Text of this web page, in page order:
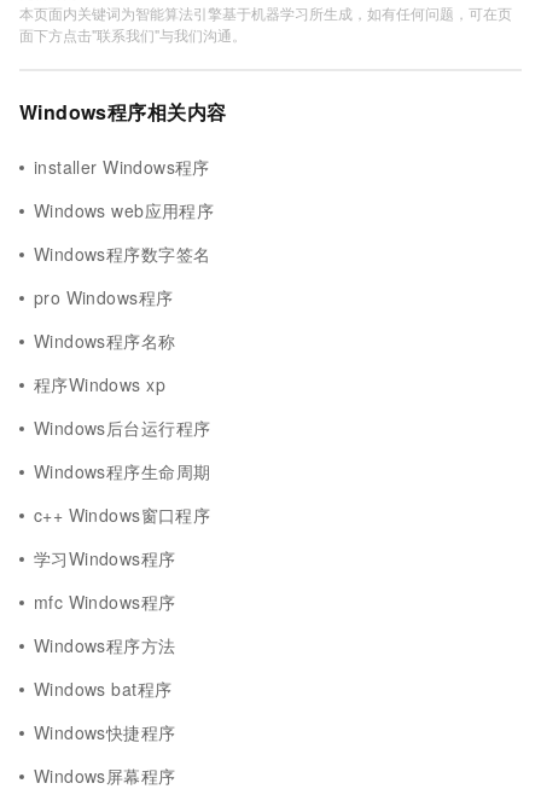
本页面内关键词为智能算法引擎基于机器学习所生成，如有任何问题，可在页
面下方点击"联系我们"与我们沟通。
Windows程序相关内容
installer Windows程序
Windows web应用程序
Windows程序数字签名
pro Windows程序
Windows程序名称
程序Windows xp
Windows后台运行程序
Windows程序生命周期
c++ Windows窗口程序
学习Windows程序
mfc Windows程序
Windows程序方法
Windows bat程序
Windows快捷程序
Windows屏幕程序